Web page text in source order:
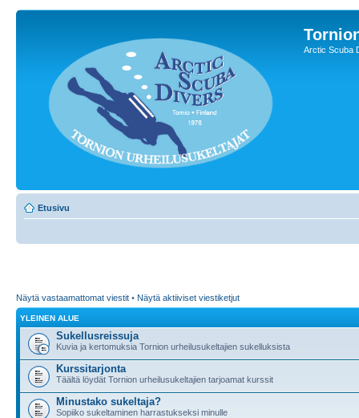
Arctic Scuba
Etusivu
Näytä vastaamattomat viestit • Näytä aktiiviset viestiketjut
YLEINEN ALUE
Sukellusreissuja
Kuvia ja kertomuksia Tornion urheilusukeltajien sukelluksista
Kurssitarjonta
Täältä löydät Tornion urheilusukeltajien tarjoamat kurssit
Minustako sukeltaja?
Sopiiko sukeltaminen harrastukseksi minulle